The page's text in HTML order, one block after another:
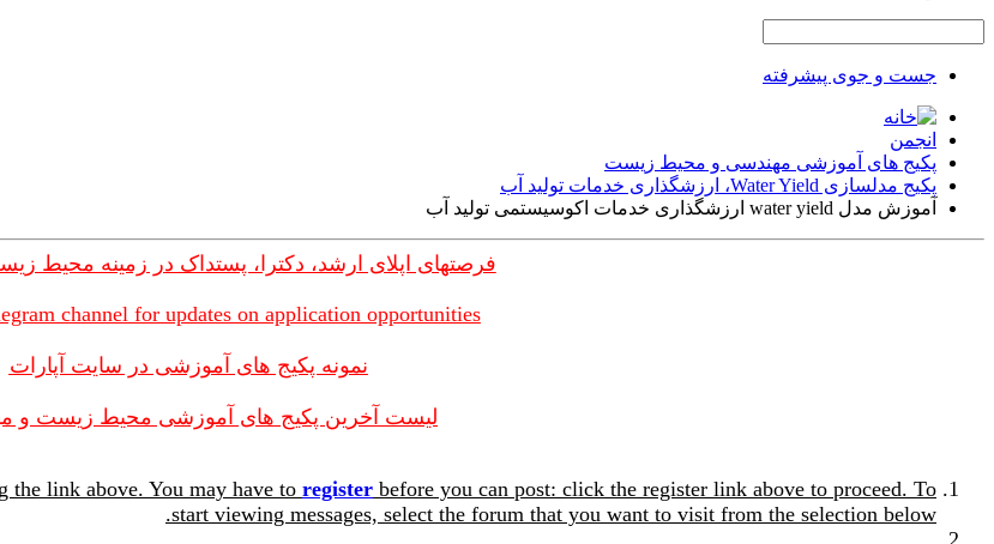
جست و جوی پیشرفته
انجمن
پکیج های آموزشی مهندسی و محیط زیست
پکیج مدلسازی Water Yield، ارزشگذاری خدمات تولید آب
آموزش مدل water yield ارزشگذاری خدمات اکوسیستمی تولید آب
فرصتهای اپلای ارشد، دکترا، پستداک در زمینه محیط
channel for updates on application opportunities
نمونه پکیج های آموزشی در سایت آپارات
لیست آخرین پکیج های آموزشی محیط زیست و
the link above. You may have to register before you can post: click the register link above to proceed. To
start viewing messages, select the forum that you want to visit from the selection below.